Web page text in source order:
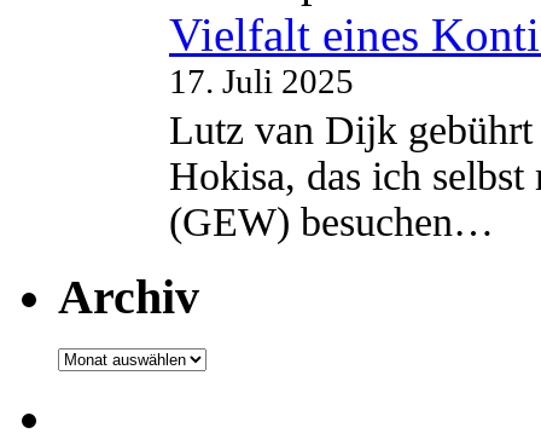
Vielfalt eines
17. Juli 2025
Lutz van Dijk
Hokisa, das ich
(GEW) besuchen…
Archiv
Archiv